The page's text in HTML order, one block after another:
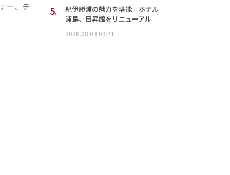
ー、テ
5.
紀伊勝浦の魅力を堪能 ホテル
浦島、日昇館をリニューアル
2026.08.03 09:41